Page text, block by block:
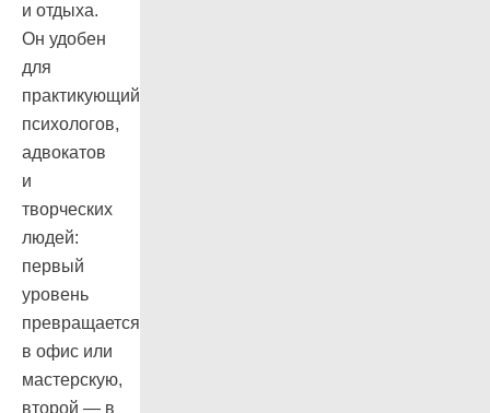
и отдыха.
Он удобен
для
практикующий
психологов,
адвокатов
и
творческих
людей:
первый
уровень
превращается
в офис или
мастерскую,
второй — в